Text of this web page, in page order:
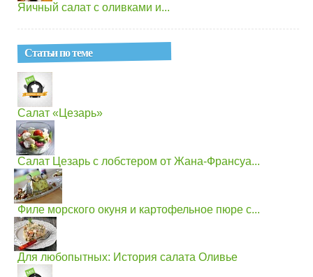
Яичный салат с оливками и...
Статьи по теме
Салат «Цезарь»
Салат Цезарь с лобстером от Жана-Франсуа...
Филе морского окуня и картофельное пюре с...
Для любопытных: История салата Оливье